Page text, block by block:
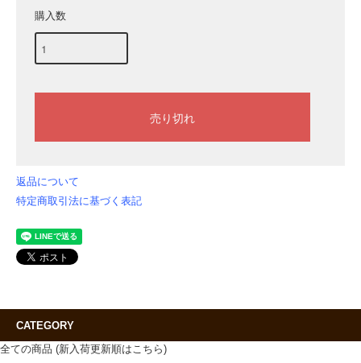
購入数
返品について
特定商取引法に基づく表記
CATEGORY
全ての商品 (新入荷更新順はこちら)